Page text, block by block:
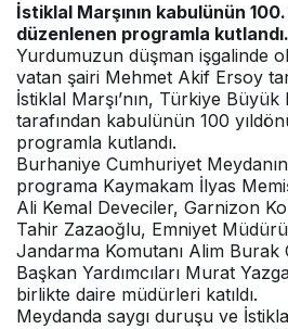
İstiklal Marşının kabulünün 100.
düzenlenen programla kutlandı.
Yurdumuzun düşman işgalinde
vatan şairi Mehmet Akif Ersoy
İstiklal Marşı’nın, Türkiye
tarafından kabulünün 100
programla kutlandı.
Burhaniye Cumhuriyet
programa Kaymakam İlyas
Ali Kemal Deveciler, Garnizon
Tahir Zazaoğlu, Emniyet
Jandarma Komutanı Alim Burak
Başkan Yardımcıları Murat
birlikte daire müdürleri katıldı.
Meydanda saygı duruşu ve